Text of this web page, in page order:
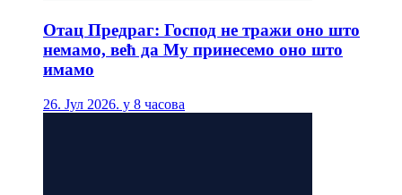
Отац Предраг: Господ не тражи оно што
немамо, већ да Му принесемо оно што
имамо
26. Јул 2026. у 8 часова